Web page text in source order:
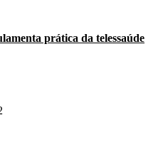
prática da telessaúde